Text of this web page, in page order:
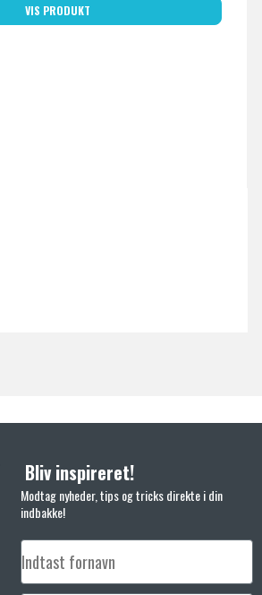
VIS PRODUKT
Bliv inspireret!
Modtag nyheder, tips og tricks direkte i din
indbakke!